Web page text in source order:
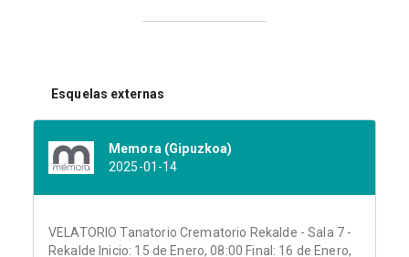
Esquelas externas
Memora (Gipuzkoa)
2025-01-14
VELATORIO Tanatorio Crematorio Rekalde - Sala 7 -
Rekalde Inicio: 15 de Enero, 08:00 Final: 16 de Enero,